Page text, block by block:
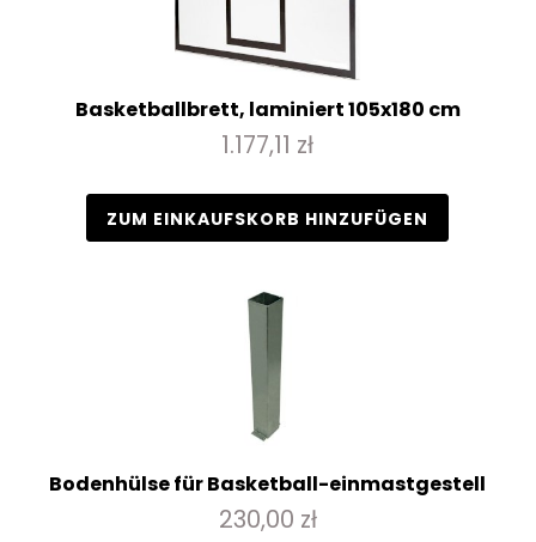
Basketballbrett, laminiert 105x180 cm
1.177,11 zł
ZUM EINKAUFSKORB HINZUFÜGEN
Bodenhülse für Basketball-einmastgestell
230,00 zł